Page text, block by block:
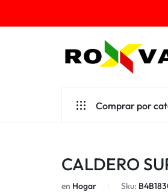
¡MÁS
MENOS!
Comprar por
Cafetería
Escolares
CALDERO
en Hogar Sku: